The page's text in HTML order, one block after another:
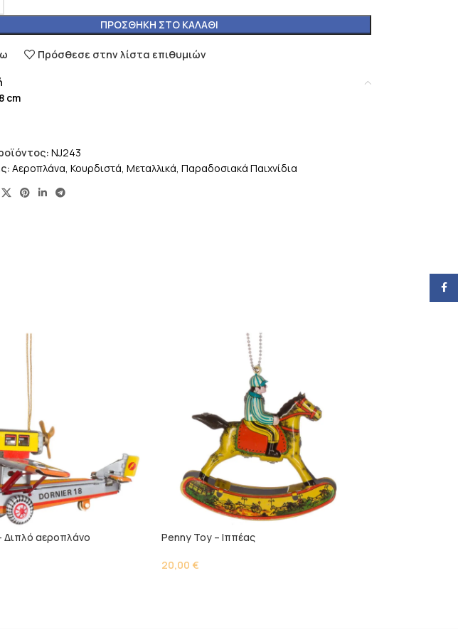
ΠΡΟΣΘΉΚΗ ΣΤΟ ΚΑΛΆΘΙ
Πρόσθεσε στην λίστα επιθυμιών
cm
NJ243
Αεροπλάνα, Κουρδιστά, Μεταλλικά, Παραδοσιακά Παιχνίδια
Διπλό αεροπλάνο Penny Toy – Ιππέας
20,00 €